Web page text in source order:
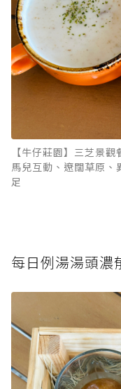
【牛仔莊園】三芝景
馬兒互動、遼闊草原、
足
每日例湯湯頭濃